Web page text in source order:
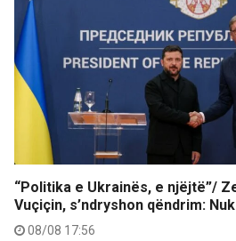
“Politika e Ukrainës, e njëjtë”/
Vuçiçin, s’ndryshon qëndrim:
08/08 17:56